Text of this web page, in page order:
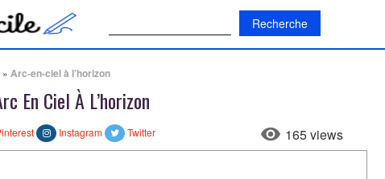
» Arc-en-ciel à l’horizon
En Ciel À L’horizon
Instagram Twitter 165 views